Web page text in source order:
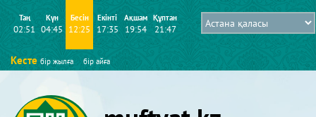
Таң
02:51
Күн
04:45
Бесін
12:25
Екінті
17:35
Ақшам
19:54
Құптан
21:47
Кесте бір жылға бір айға